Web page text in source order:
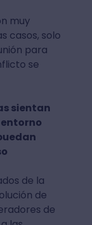
muy
casos, solo
para
se
sientan
de la
de
de